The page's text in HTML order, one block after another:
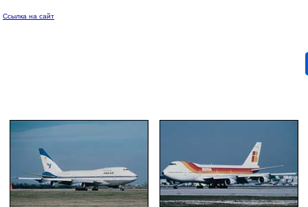
Ссылка на сайт